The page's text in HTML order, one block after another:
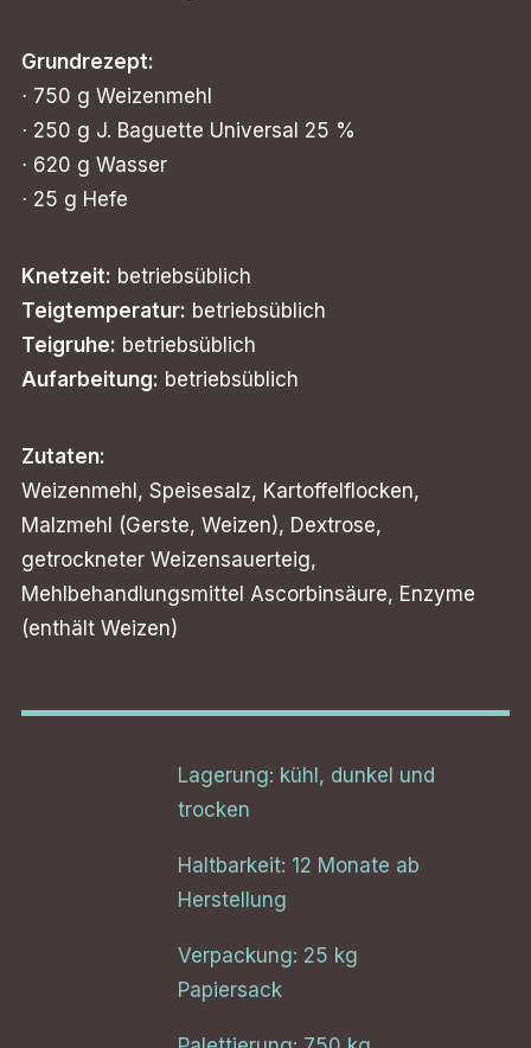
Grundrezept:
⋅ 750 g Weizenmehl
⋅ 250 g J. Baguette Universal 25 %
⋅ 620 g Wasser
⋅ 25 g Hefe
Knetzeit: betriebsüblich
Teigtemperatur: betriebsüblich
Teigruhe: betriebsüblich
Aufarbeitung: betriebsüblich
Zutaten:
Weizenmehl, Speisesalz, Kartoffelflocken,
Malzmehl (Gerste, Weizen), Dextrose,
getrockneter Weizensauerteig,
Mehlbehandlungsmittel Ascorbinsäure, Enzyme
(enthält Weizen)
Lagerung: kühl, dunkel und
trocken
Haltbarkeit: 12 Monate ab
Herstellung
Verpackung: 25 kg
Papiersack